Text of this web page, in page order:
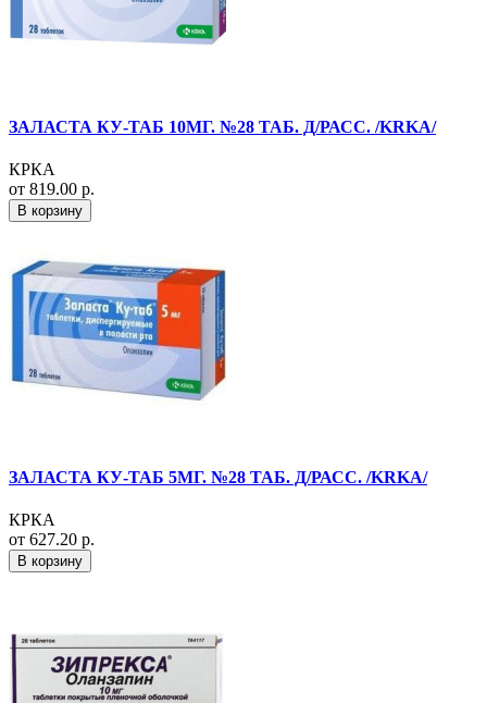
ЗАЛАСТА КУ-ТАБ 10МГ. №28 ТАБ. Д/РАСС. /KRKA/
КРКА
от 819.00 р.
В корзину
ЗАЛАСТА КУ-ТАБ 5МГ. №28 ТАБ. Д/РАСС. /KRKA/
КРКА
от 627.20 р.
В корзину